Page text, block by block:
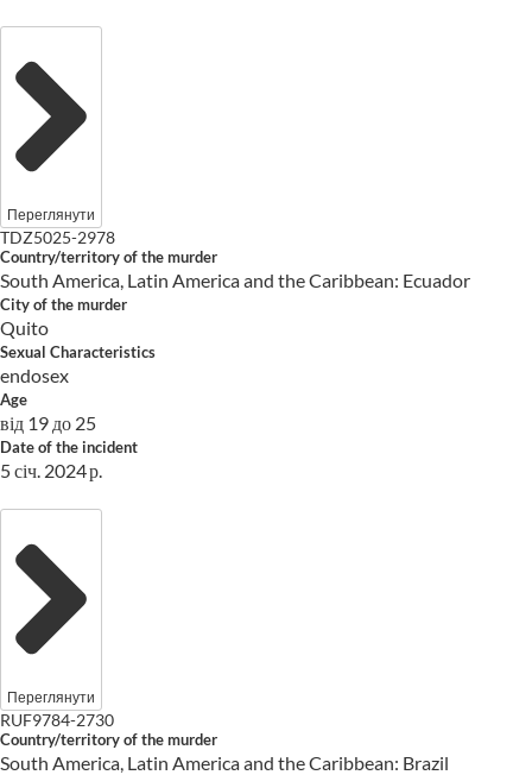
Переглянути
TDZ5025-2978
Country/territory of the murder
South America, Latin America and the Caribbean: Ecuador
City of the murder
Quito
Sexual Characteristics
endosex
Age
від 19 до 25
Date of the incident
5 січ. 2024 р.
Переглянути
RUF9784-2730
Country/territory of the murder
South America, Latin America and the Caribbean: Brazil